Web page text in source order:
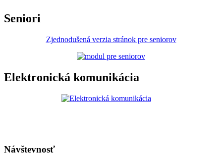
Seniori
Zjednodušená verzia stránok pre seniorov
Elektronická komunikácia
Návštevnosť